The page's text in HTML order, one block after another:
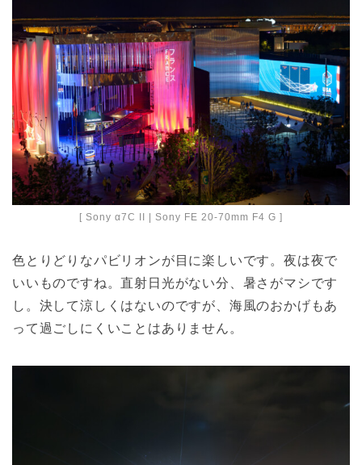
[ Sony α7C II | Sony FE 20-70mm F4 G ]
色とりどりなパビリオンが目に楽しいです。夜は夜で
いいものですね。直射日光がない分、暑さがマシです
し。決して涼しくはないのですが、海風のおかげもあ
って過ごしにくいことはありません。